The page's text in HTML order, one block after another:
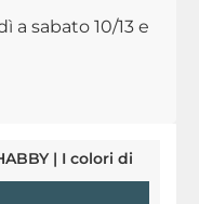
| I colori di
a sabato 10/13 e